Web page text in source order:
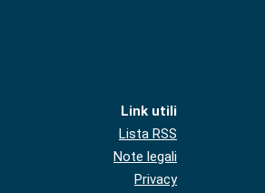
Link utili
Lista RSS
Note legali
Privacy